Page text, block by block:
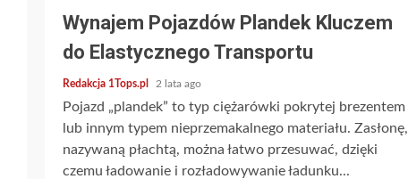
Wynajem Pojazdów Plandek Kluczem
do Elastycznego Transportu
Redakcja 1Tops.pl 2 lata ago
Pojazd „plandek” to typ ciężarówki pokrytej brezentem
lub innym typem nieprzemakalnego materiału. Zasłonę,
nazywaną płachtą, można łatwo przesuwać, dzięki
czemu ładowanie i rozładowywanie ładunku...